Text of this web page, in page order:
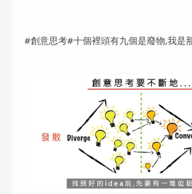
#創意思考#十個裡頭有九個是廢物,我是